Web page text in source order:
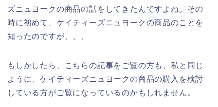
ズニュヨークの商品の話をしてきたんですよね。その
時に初めて、ケイティーズニュヨークの商品のことを
知ったのですが、、、
もしかしたら、こちらの記事をご覧の方も、私と同じ
ように、ケイティーズニュヨークの商品の購入を検討
している方がご覧になっているのかもしれません。